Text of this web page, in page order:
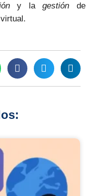
y lagestión de